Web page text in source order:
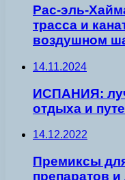
Рас-эль-
трасса и
воздушном
14.11.2024
ИСПАНИЯ:
отдыха и
14.12.2022
Премиксы
препаратов